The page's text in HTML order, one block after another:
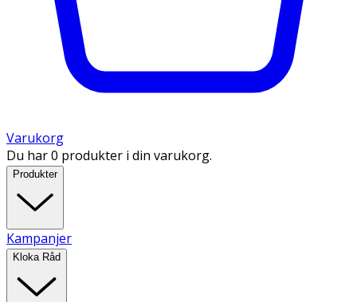
Varukorg
Du har 0 produkter i din varukorg.
Produkter
Kampanjer
Kloka Råd